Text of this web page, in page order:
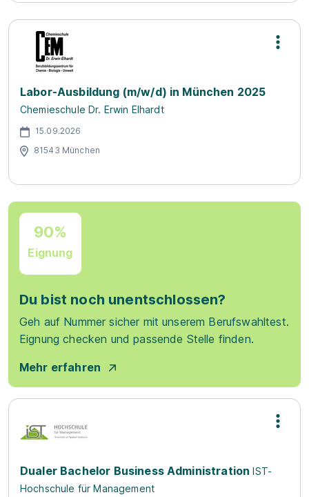
Labor-Ausbildung (m/w/d) in München 2025
Chemieschule Dr. Erwin Elhardt
15.09.2026
81543 München
90%
Eignung
Du bist noch unentschlossen?
Geh auf Nummer sicher mit unserem Berufswahltest.
Eignung checken und passende Stelle finden.
Mehr erfahren
Dualer Bachelor Business Administration IST-
Hochschule für Management